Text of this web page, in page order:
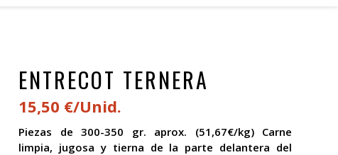
ENTRECOT TERNERA
15,50 €/Unid.
Piezas de 300-350 gr. aprox. (51,67€/kg) Carne
limpia, jugosa y tierna de la parte delantera del